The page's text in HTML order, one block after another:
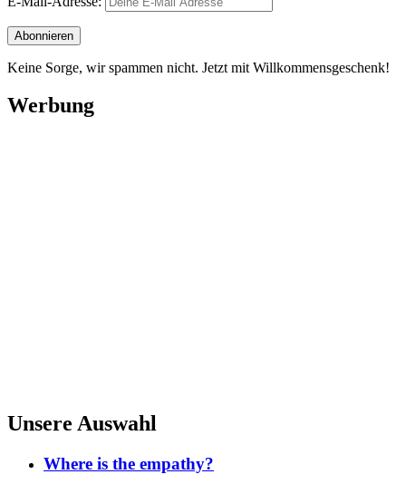
Keine Sorge, wir spammen nicht. Jetzt mit Willkommensgeschenk!
Werbung
Unsere Auswahl
Where is the empathy?